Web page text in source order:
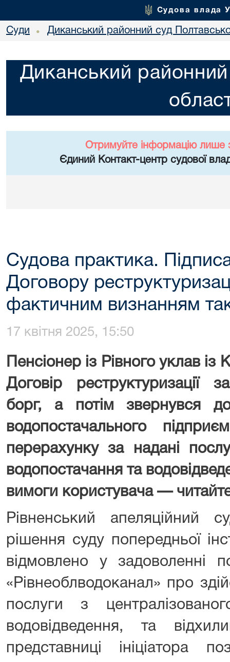
Судова влада
Суди • Диканський районний суд
Диканський районний
Отримуйте інформацію лише
Єдиний Контакт-центр судової
Судова практика.
Договору
фактичним визнанням
17 квітня 2025, 15:50
Пенсіонер із Рівного уклав
Договір реструктуризації
борг, а потім звернувся
водопостачального
перерахунку за надані
водопостачання та
вимоги користувача —
Рівненський апеляційний
рішення суду попередньої
відмовлено у
«Рівнеоблводоканал» про
послуги з
водовідведення, та
представниці ініціатора